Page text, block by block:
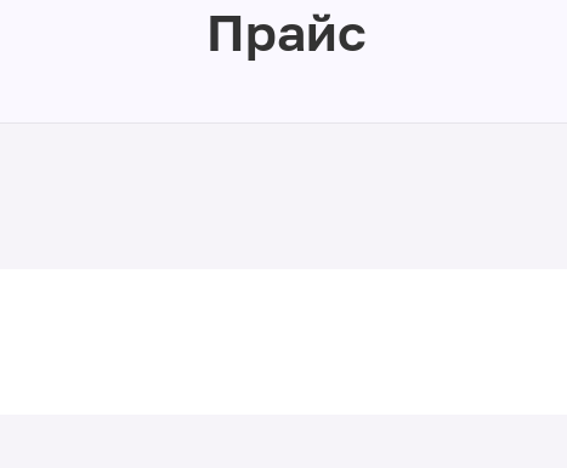
Прайс